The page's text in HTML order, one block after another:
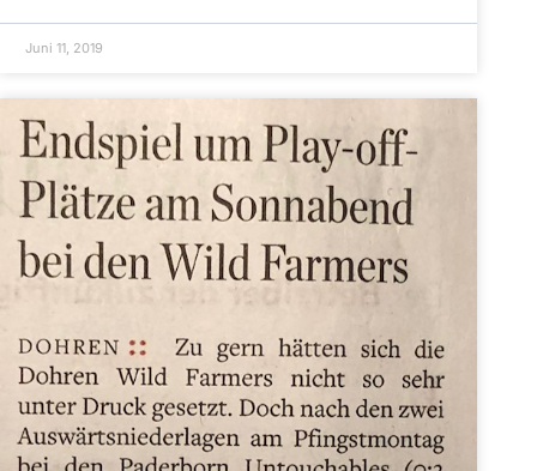
Juni 11, 2019